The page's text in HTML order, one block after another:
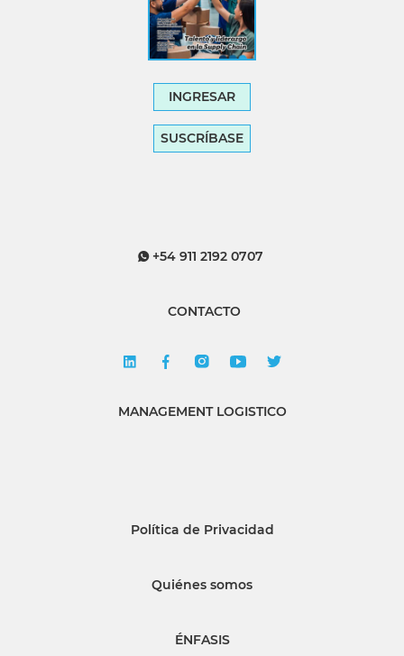
INGRESAR
SUSCRÍBASE
+54 911 2192 0707
CONTACTO
MANAGEMENT LOGISTICO
Política de Privacidad
Quiénes somos
ÉNFASIS